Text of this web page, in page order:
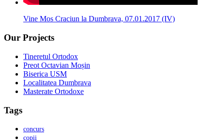
Vine Mos Craciun la Dumbrava, 07.01.2017 (IV)
Our Projects
Tineretul Ortodox
Preot Octavian Moșin
Biserica USM
Localitatea Dumbrava
Masterate Ortodoxe
Tags
concurs
copii